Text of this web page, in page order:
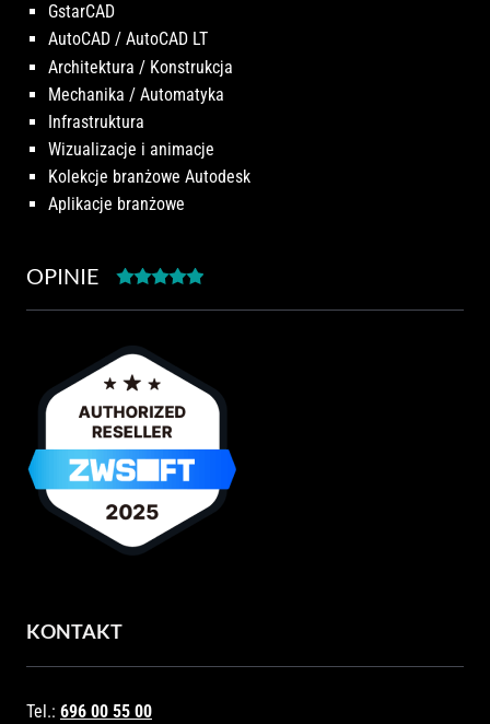
GstarCAD
AutoCAD / AutoCAD LT
Architektura / Konstrukcja
Mechanika / Automatyka
Infrastruktura
Wizualizacje i animacje
Kolekcje branżowe Autodesk
Aplikacje branżowe
OPINIE
KONTAKT
Tel.: 696 00 55 00